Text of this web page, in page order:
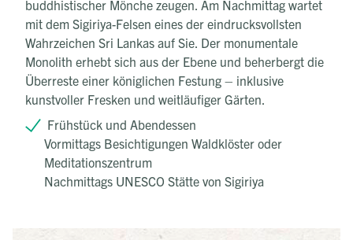
buddhistischer Mönche zeugen. Am Nachmittag wartet
mit dem Sigiriya-Felsen eines der eindrucksvollsten
Wahrzeichen Sri Lankas auf Sie. Der monumentale
Monolith erhebt sich aus der Ebene und beherbergt die
Überreste einer königlichen Festung – inklusive
kunstvoller Fresken und weitläufiger Gärten.
Frühstück und Abendessen
Vormittags Besichtigungen Waldklöster oder
Meditationszentrum
Nachmittags UNESCO Stätte von Sigiriya